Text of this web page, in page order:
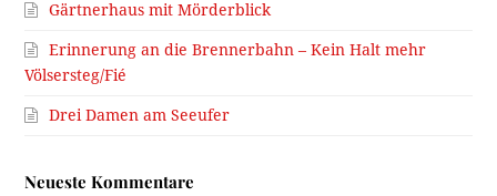
Gärtnerhaus mit Mörderblick
Erinnerung an die Brennerbahn – Kein Halt mehr
Völsersteg/Fié
Drei Damen am Seeufer
Neueste Kommentare